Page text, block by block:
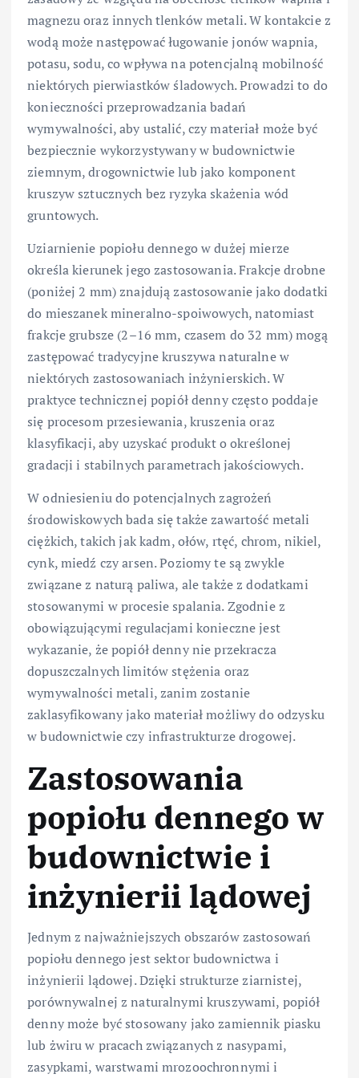
magnezu oraz innych tlenków metali. W kontakcie z
wodą może następować ługowanie jonów wapnia,
potasu, sodu, co wpływa na potencjalną mobilność
niektórych pierwiastków śladowych. Prowadzi to do
konieczności przeprowadzania badań
wymywalności, aby ustalić, czy materiał może być
bezpiecznie wykorzystywany w budownictwie
ziemnym, drogownictwie lub jako komponent
kruszyw sztucznych bez ryzyka skażenia wód
gruntowych.
Uziarnienie popiołu dennego w dużej mierze
określa kierunek jego zastosowania. Frakcje drobne
(poniżej 2 mm) znajdują zastosowanie jako dodatki
do mieszanek mineralno-spoiwowych, natomiast
frakcje grubsze (2–16 mm, czasem do 32 mm) mogą
zastępować tradycyjne kruszywa naturalne w
niektórych zastosowaniach inżynierskich. W
praktyce technicznej popiół denny często poddaje
się procesom przesiewania, kruszenia oraz
klasyfikacji, aby uzyskać produkt o określonej
gradacji i stabilnych parametrach jakościowych.
W odniesieniu do potencjalnych zagrożeń
środowiskowych bada się także zawartość metali
ciężkich, takich jak kadm, ołów, rtęć, chrom, nikiel,
cynk, miedź czy arsen. Poziomy te są zwykle
związane z naturą paliwa, ale także z dodatkami
stosowanymi w procesie spalania. Zgodnie z
obowiązującymi regulacjami konieczne jest
wykazanie, że popiół denny nie przekracza
dopuszczalnych limitów stężenia oraz
wymywalności metali, zanim zostanie
zaklasyfikowany jako materiał możliwy do odzysku
w budownictwie czy infrastrukturze drogowej.
Zastosowania
popiołu dennego w
budownictwie i
inżynierii lądowej
Jednym z najważniejszych obszarów zastosowań
popiołu dennego jest sektor budownictwa i
inżynierii lądowej. Dzięki strukturze ziarnistej,
porównywalnej z naturalnymi kruszywami, popiół
denny może być stosowany jako zamiennik piasku
lub żwiru w pracach związanych z nasypami,
zasypkami, warstwami mrozoochronnymi i